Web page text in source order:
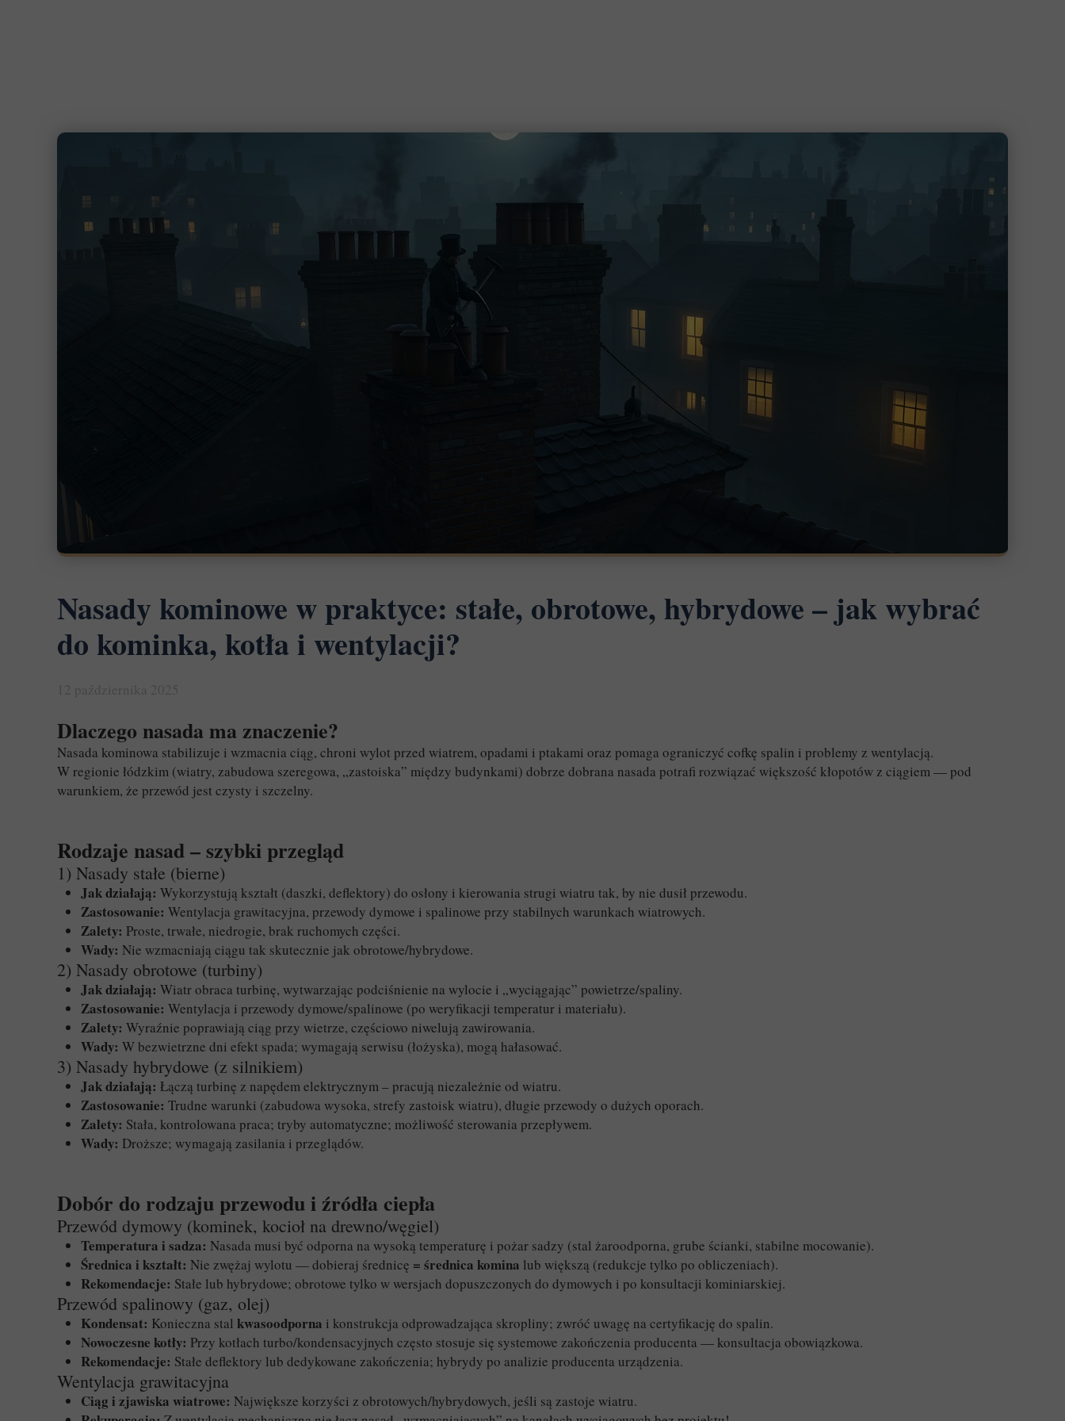
Nasady kominowe w praktyce: stałe, obrotowe, hybrydowe – jak wybrać
do kominka, kotła i wentylacji?
Dlaczego nasada ma znaczenie?
Nasada kominowa stabilizuje i wzmacnia ciąg, chroni wylot przed wiatrem, opadami i ptakami oraz pomaga ograniczyć cofkę spalin i problemy z wentylacją.
W regionie łódzkim (wiatry, zabudowa szeregowa, „zastoiska” między budynkami) dobrze dobrana nasada potrafi rozwiązać większość kłopotów z ciągiem — pod
warunkiem, że przewód jest czysty i szczelny.
Rodzaje nasad – szybki przegląd
1) Nasady stałe (bierne)
Jak działają: Wykorzystują kształt (daszki, deflektory) do osłony i kierowania strugi wiatru tak, by nie dusił przewodu.
Zastosowanie: Wentylacja grawitacyjna, przewody dymowe i spalinowe przy stabilnych warunkach wiatrowych.
Zalety: Proste, trwałe, niedrogie, brak ruchomych części.
Wady: Nie wzmacniają ciągu tak skutecznie jak obrotowe/hybrydowe.
2) Nasady obrotowe (turbiny)
Jak działają: Wiatr obraca turbinę, wytwarzając podciśnienie na wylocie i „wyciągając” powietrze/spaliny.
Zastosowanie: Wentylacja i przewody dymowe/spalinowe (po weryfikacji temperatur i materiału).
Zalety: Wyraźnie poprawiają ciąg przy wietrze, częściowo niwelują zawirowania.
Wady: W bezwietrzne dni efekt spada; wymagają serwisu (łożyska), mogą hałasować.
3) Nasady hybrydowe (z silnikiem)
Jak działają: Łączą turbinę z napędem elektrycznym – pracują niezależnie od wiatru.
Zastosowanie: Trudne warunki (zabudowa wysoka, strefy zastoisk wiatru), długie przewody o dużych oporach.
Zalety: Stała, kontrolowana praca; tryby automatyczne; możliwość sterowania przepływem.
Wady: Droższe; wymagają zasilania i przeglądów.
Dobór do rodzaju przewodu i źródła ciepła
Przewód dymowy (kominek, kocioł na drewno/węgiel)
Temperatura i sadza: Nasada musi być odporna na wysoką temperaturę i pożar sadzy (stal żaroodporna, grube ścianki, stabilne mocowanie).
Średnica i kształt: Nie zwężaj wylotu — dobieraj średnicę = średnica komina lub większą (redukcje tylko po obliczeniach).
Rekomendacje: Stałe lub hybrydowe; obrotowe tylko w wersjach dopuszczonych do dymowych i po konsultacji kominiarskiej.
Przewód spalinowy (gaz, olej)
Kondensat: Konieczna stal kwasoodporna i konstrukcja odprowadzająca skropliny; zwróć uwagę na certyfikację do spalin.
Nowoczesne kotły: Przy kotłach turbo/kondensacyjnych często stosuje się systemowe zakończenia producenta — konsultacja obowiązkowa.
Rekomendacje: Stałe deflektory lub dedykowane zakończenia; hybrydy po analizie producenta urządzenia.
Wentylacja grawitacyjna
Ciąg i zjawiska wiatrowe: Największe korzyści z obrotowych/hybrydowych, jeśli są zastoje wiatru.